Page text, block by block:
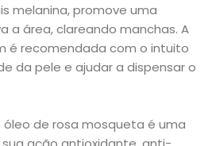
melanina, promove uma
a área, clareando manchas. A
é recomendada com o intuito
da pele e ajudar a dispensar o
de rosa mosqueta é uma